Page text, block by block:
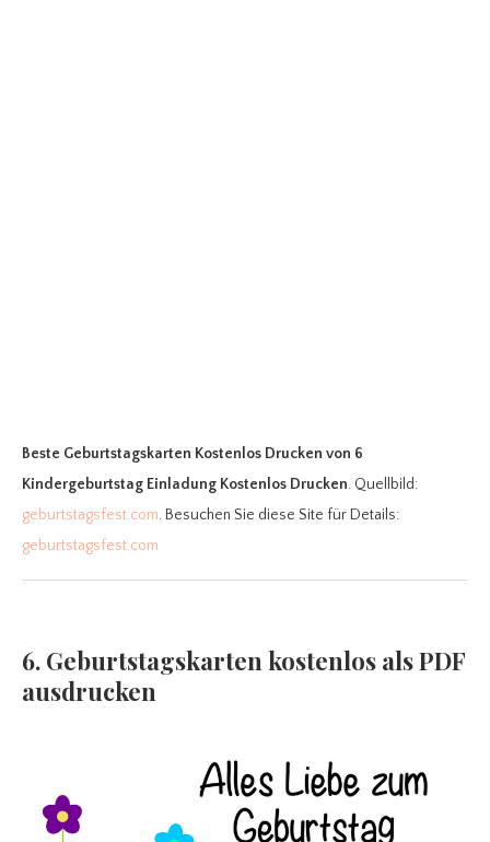
Beste Geburtstagskarten Kostenlos Drucken von 6
Kindergeburtstag Einladung Kostenlos Drucken. Quellbild:
geburtstagsfest.com. Besuchen Sie diese Site für Details:
geburtstagsfest.com
6. Geburtstagskarten kostenlos als PDF
ausdrucken